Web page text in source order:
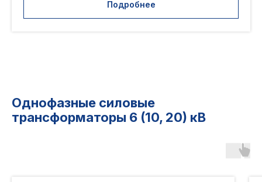
Подробнее
Однофазные силовые
трансформаторы 6 (10, 20) кВ